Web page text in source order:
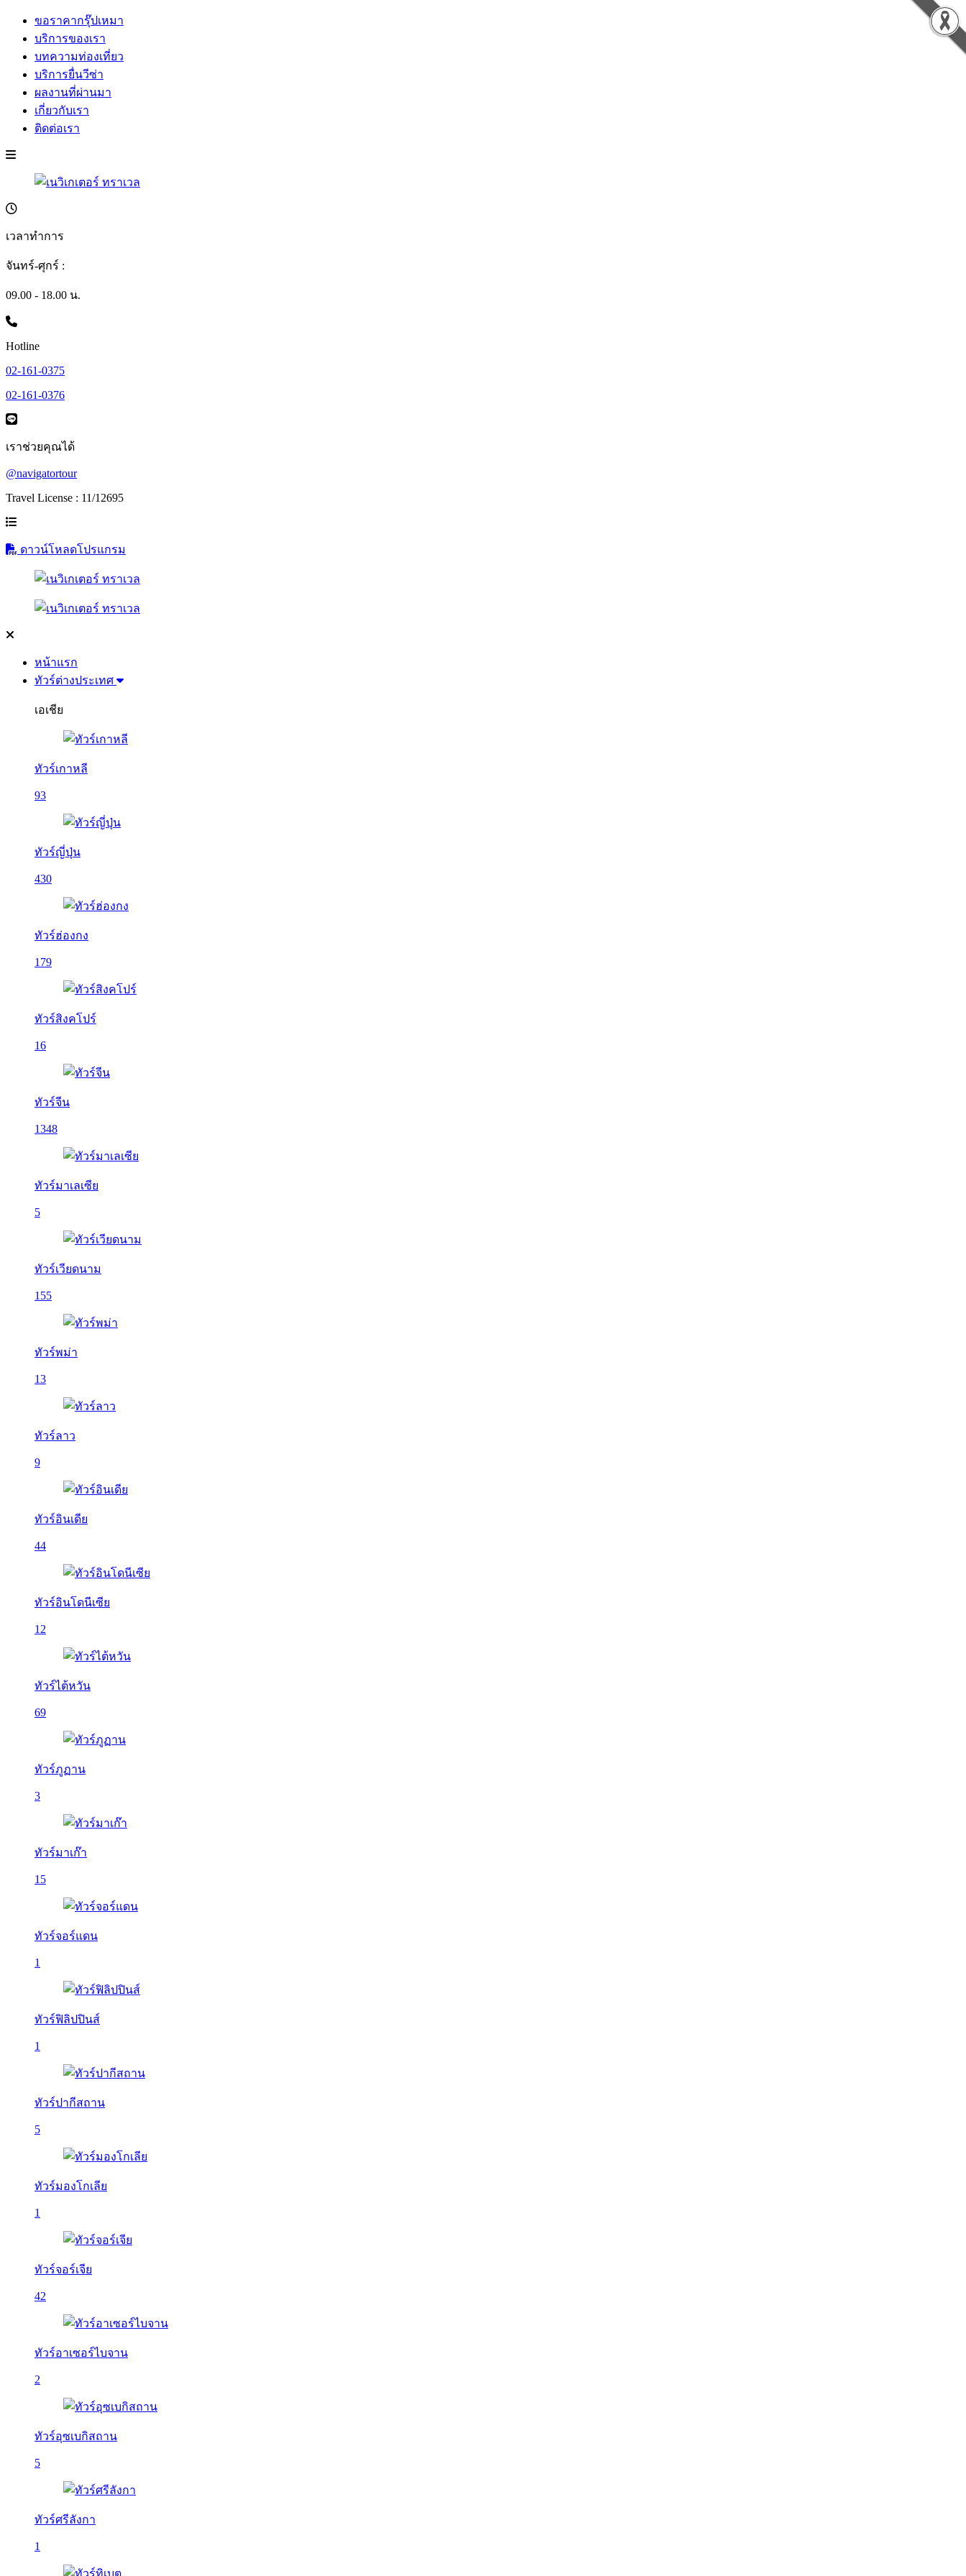
ขอราคากรุ๊ปเหมา
บริการของเรา
บทความท่องเที่ยว
บริการยื่นวีซ่า
ผลงานที่ผ่านมา
เกี่ยวกับเรา
ติดต่อเรา
เวลาทำการ
จันทร์-ศุกร์ :
09.00 - 18.00 น.
Hotline
02-161-0375
02-161-0376
เราช่วยคุณได้
@navigatortour
Travel License : 11/12695
ดาวน์โหลดโปรแกรม
หน้าแรก
ทัวร์ต่างประเทศ
เอเชีย
ทัวร์เกาหลี
93
ทัวร์ญี่ปุ่น
430
ทัวร์ฮ่องกง
179
ทัวร์สิงคโปร์
16
ทัวร์จีน
1348
ทัวร์มาเลเซีย
5
ทัวร์เวียดนาม
155
ทัวร์พม่า
13
ทัวร์ลาว
9
ทัวร์อินเดีย
44
ทัวร์อินโดนีเซีย
12
ทัวร์ไต้หวัน
69
ทัวร์ภูฏาน
3
ทัวร์มาเก๊า
15
ทัวร์จอร์แดน
1
ทัวร์ฟิลิปปินส์
1
ทัวร์ปากีสถาน
5
ทัวร์มองโกเลีย
1
ทัวร์จอร์เจีย
42
ทัวร์อาเซอร์ไบจาน
2
ทัวร์อุซเบกิสถาน
5
ทัวร์ศรีลังกา
1